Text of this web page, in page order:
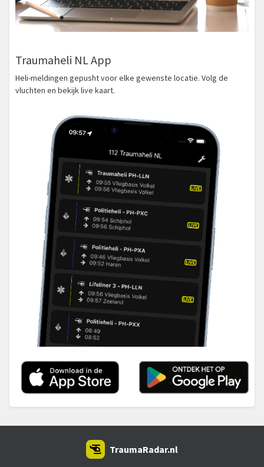
Traumaheli NL App
Heli-meldingen gepusht voor elke gewenste locatie. Volg de
vluchten en bekijk live kaart.
TraumaRadar.nl